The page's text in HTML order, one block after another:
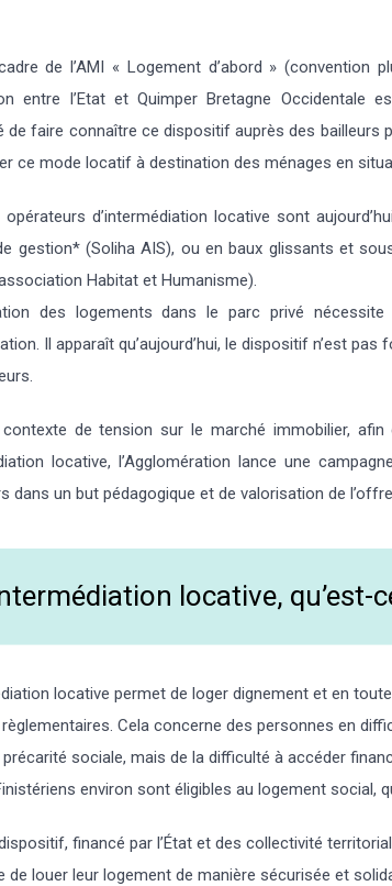
de l’AMI « Logement d’abord » (convention
entre l’Etat et Quimper Bretagne Occidentale
de faire connaître ce dispositif auprès des
ce mode locatif à destination des ménages en
opérateurs d’intermédiation locative sont
gestion* (Soliha AIS), ou en baux glissants et
Habitat et Humanisme).
des logements dans le parc privé
Il apparaît qu’aujourd’hui, le dispositif n’est
de tension sur le marché immobilier,
locative, l’Agglomération lance une
dans un but pédagogique et de valorisation de
locative, qu’est-
locative permet de loger dignement et en
Cela concerne des personnes en
sociale, mais de la difficulté à accéder
environ sont éligibles au logement social,
financé par l’État et des collectivité
de louer leur logement de manière sécurisée et